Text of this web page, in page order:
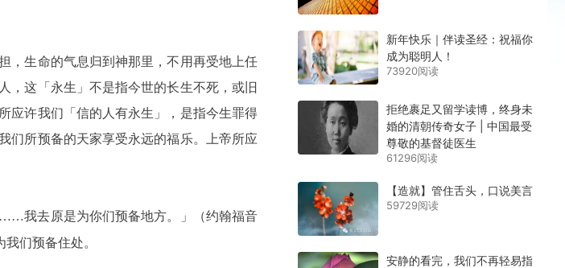
，生命的气息归到神那里，不用再受地上任
，这「永生」不是指今世的长生不死，或旧
应许我们「信的人有永生」，是指今生罪得
们所预备的天家享受永远的福乐。上帝所应
我去原是为你们预备地方。」（约翰福音
们预备住处。
新年快乐｜伴读圣经：祝福你
成为聪明人！
73920阅读
拒绝裹足又留学读博，终身未
婚的清朝传奇女子 | 中国最受
尊敬的基督徒医生
61296阅读
【造就】管住舌头，口说美言
59729阅读
安静的看完，我们不再轻易指